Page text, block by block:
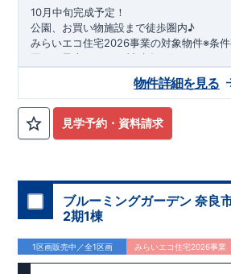
10月中旬完成予定！
公園、お買い物施設まで徒歩圏内♪
みらいエコ住宅2026事業の対象物件※条件
国から最大75万円の補助金が得られます！
数料が差し引かれます。
・貝の花小学校・・徒歩10分
・
栗ケ沢中学校
・セブンイレブン松戸小金原8丁目店・・
・テラスモール松戸 ・・車5分
​★魅力的な間取り★
玄関吹抜 採用！吹抜からは
・広々土間収納・ファミリークローク！
・リビングは折上天井で高さを出し、開
見学予約・資料請求
物件詳細を見る
ブルーミングガーデン 奈良
2期1棟
1区画販売中／全1区画 みらいエコ住宅2026事業